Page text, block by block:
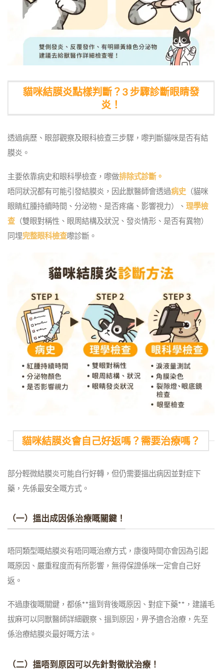
貓咪結膜炎點樣判斷？3 步驟診斷眼睛發
炎！
透過病歷、眼部觀察及眼科檢查三步驟，嚟判斷貓咪是否有結
膜炎。
主要依靠病史和眼科學檢查，嚟做排除式診斷。
唔同狀況都有可能引發結膜炎，因此獸醫師會透過病史 （貓咪
眼睛紅腫持續時間、分泌物、是否疼痛、影響視力）、 理學檢
查（雙眼對稱性、眼周結構及狀況、發炎情形、是否有異物）
同埋完整眼科檢查嚟診斷。
貓咪結膜炎會自己好返嗎？需要治療嗎？
部分輕微結膜炎可能自行好轉，但仍需要搵出病因並對症下
藥，先係最安全嘅方式。
（一）搵出成因係治療嘅關鍵！
唔同類型嘅結膜炎有唔同嘅治療方式，康復時間亦會因為引起
嘅原因、嚴重程度而有所影響，無得保證係咪一定會自己好
返。
不過康復嘅關鍵，都係**搵到背後嘅原因、對症下藥**， 建議毛
拔麻可以同獸醫師詳細觀察、搵到原因，畀予適合治療，先至
係治療結膜炎最好嘅方法。
（二）搵唔到原因可以先針對徵狀治療！